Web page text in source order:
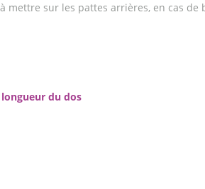
mettre sur les pattes arrières, en cas
du dos